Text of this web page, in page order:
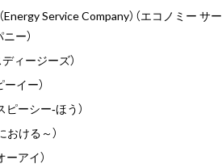
Energy Service Company）（エコノミー サー
ー）
ィージーズ）
イー）
ピーシー‐ほう）
おける～）
アイ）